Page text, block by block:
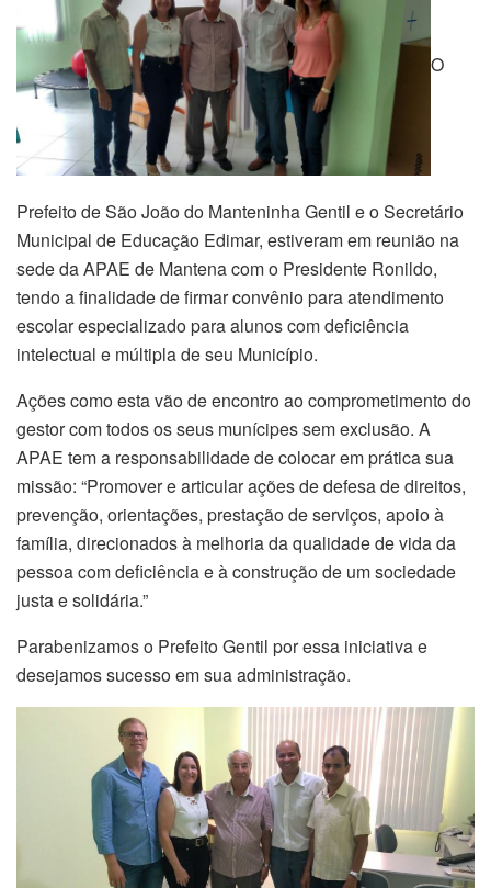
O
Prefeito de São João do Manteninha Gentil e o Secretário
Municipal de Educação Edimar, estiveram em reunião na
sede da APAE de Mantena com o Presidente Ronildo,
tendo a finalidade de firmar convênio para atendimento
escolar especializado para alunos com deficiência
intelectual e múltipla de seu Município.
Ações como esta vão de encontro ao comprometimento do
gestor com todos os seus munícipes sem exclusão. A
APAE tem a responsabilidade de colocar em prática sua
missão: “Promover e articular ações de defesa de direitos,
prevenção, orientações, prestação de serviços, apoio à
família, direcionados à melhoria da qualidade de vida da
pessoa com deficiência e à construção de um sociedade
justa e solidária.”
Parabenizamos o Prefeito Gentil por essa iniciativa e
desejamos sucesso em sua administração.